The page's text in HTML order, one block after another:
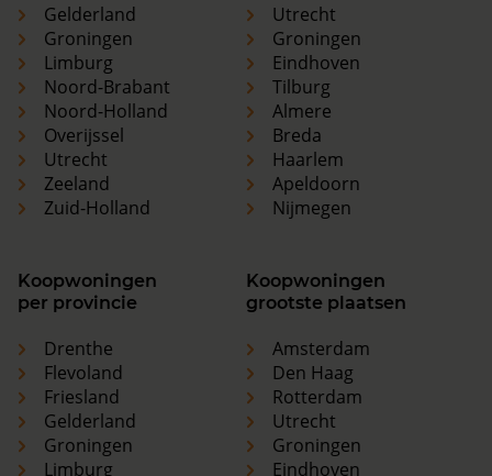
Gelderland
Groningen
Limburg
Noord-Brabant
Noord-Holland
Overijssel
Utrecht
Zeeland
Zuid-Holland
Utrecht
Groningen
Eindhoven
Tilburg
Almere
Breda
Haarlem
Apeldoorn
Nijmegen
Koopwoningen
per provincie
Drenthe
Flevoland
Friesland
Gelderland
Groningen
Limburg
Koopwoningen
grootste plaatsen
Amsterdam
Den Haag
Rotterdam
Utrecht
Groningen
Eindhoven